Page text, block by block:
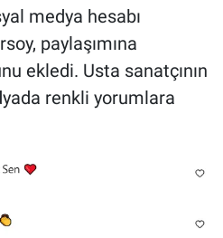
medya hesabı
paylaşımına
ekledi. Usta sanatçının
renkli yorumlara